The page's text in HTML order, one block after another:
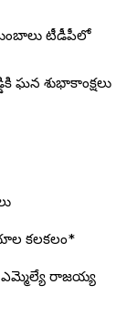
టీడీపీలో
ఘన శుభాకాంక్షలు
కలకలం*
రాజయ్య